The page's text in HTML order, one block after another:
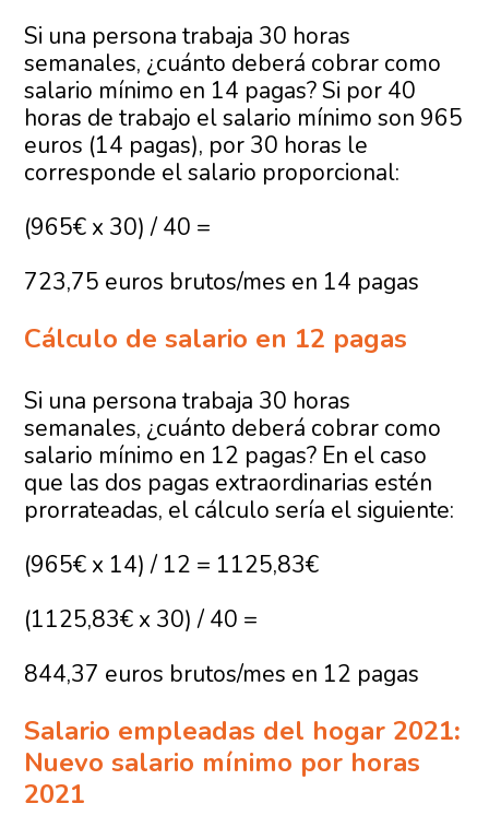
Si una persona trabaja 30 horas
semanales, ¿cuánto deberá cobrar como
salario mínimo en 14 pagas? Si por 40
horas de trabajo el salario mínimo son 965
euros (14 pagas), por 30 horas le
corresponde el salario proporcional:
(965€ x 30) / 40 =
723,75 euros brutos/mes en 14 pagas
Cálculo de salario en 12 pagas
Si una persona trabaja 30 horas
semanales, ¿cuánto deberá cobrar como
salario mínimo en 12 pagas? En el caso
que las dos pagas extraordinarias estén
prorrateadas, el cálculo sería el siguiente:
(965€ x 14) / 12 = 1125,83€
(1125,83€ x 30) / 40 =
844,37 euros brutos/mes en 12 pagas
Salario empleadas del hogar 2021:
Nuevo salario mínimo por horas
2021